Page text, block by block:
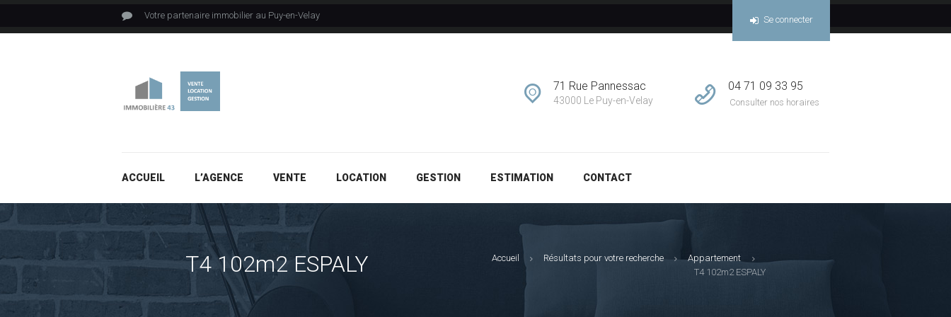
Votre partenaire immobilier au Puy-en-Velay Se connecter
71 Rue Pannessac
43000 Le Puy-en-Velay
04 71 09 33 95
Consulter nos horaires
ACCUEIL L’AGENCE VENTE LOCATION GESTION ESTIMATION CONTACT
T4 102m2 ESPALY Accueil Résultats pour votre recherche
Appartement
T4 102m2 ESPALY
GESTION